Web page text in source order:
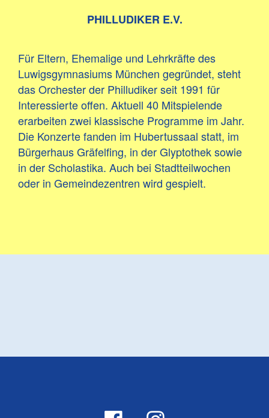
PHILLUDIKER E.V.
Für Eltern, Ehemalige und Lehrkräfte des
Luwigsgymnasiums München gegründet, steht
das Orchester der Philludiker seit 1991 für
Interessierte offen. Aktuell 40 Mitspielende
erarbeiten zwei klassische Programme im Jahr.
Die Konzerte fanden im Hubertussaal statt, im
Bürgerhaus Gräfelfing, in der Glyptothek sowie
in der Scholastika. Auch bei Stadtteilwochen
oder in Gemeindezentren wird gespielt.